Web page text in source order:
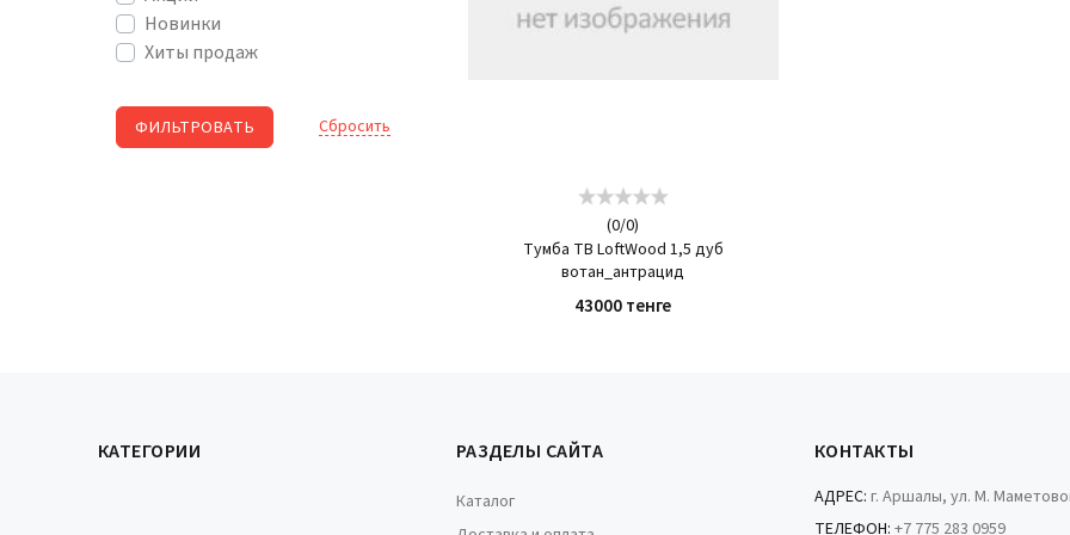
Новинки
Хиты продаж
Cбросить
(0/0)
Тумба ТВ LoftWood 1,5 дуб
вотан_антрацид
43000 тенге
КАТЕГОРИИ РАЗДЕЛЫ САЙТА
Каталог
КОНТАКТЫ
АДРЕС: г. Аршалы, ул. М.
ТЕЛЕФОН: +7 775 283 0959